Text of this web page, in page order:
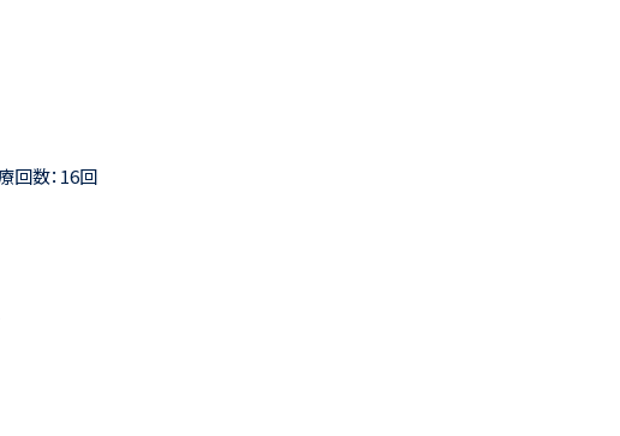
回数：16回